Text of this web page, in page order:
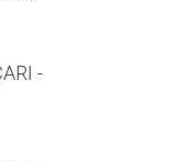
-